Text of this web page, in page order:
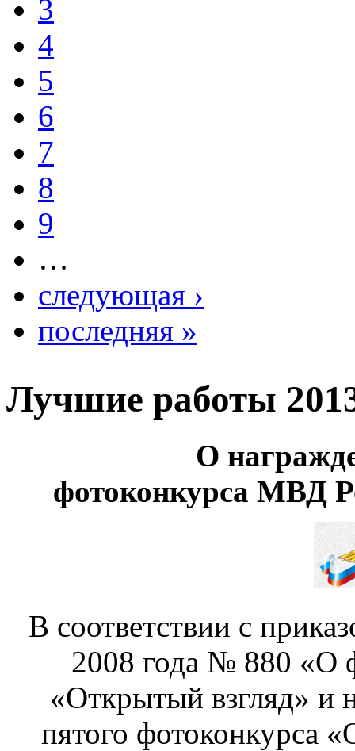
3
4
5
6
7
8
9
…
следующая ›
последняя »
Лучшие работы
О
фотоконкурса МВД
В соответствии с
2008 года № 880 «О
«Открытый взгляд» и
пятого фотоконкурса